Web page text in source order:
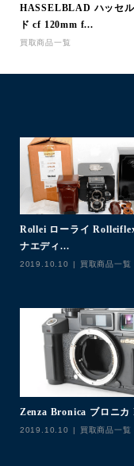
HASSELBLAD ハッセ
ド cf 120mm f...
買取商品一覧
Rollei ローライ
ナエディ...
2019.10.10 買取商品一覧
Zenza Bronica ブロニカ
2019.10.10 買取商品一覧